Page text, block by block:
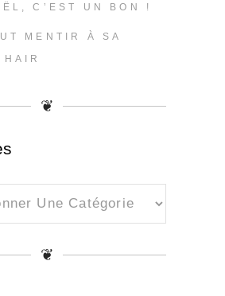
C’EST UN BON !
MENTIR À SA
❦
❦